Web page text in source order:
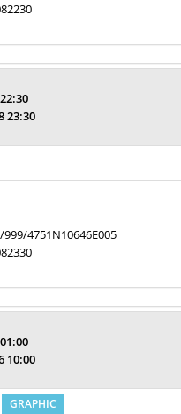
23:30
4751N10646E005
10:00
GRAPHIC